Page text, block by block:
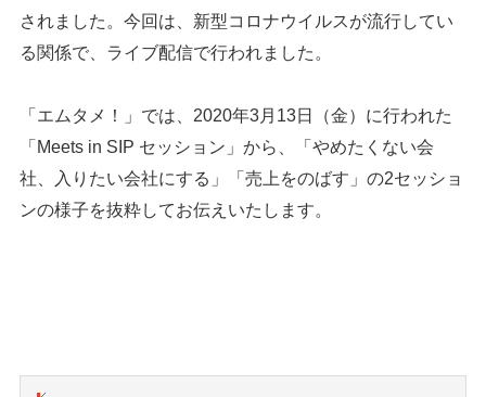
されました。今回は、新型コロナウイルスが流行してい
る関係で、ライブ配信で行われました。
「エムタメ！」では、2020年3月13日（金）に行われた
「Meets in SIP セッション」から、「やめたくない会
社、入りたい会社にする」「売上をのばす」の2セッショ
ンの様子を抜粋してお伝えいたします。